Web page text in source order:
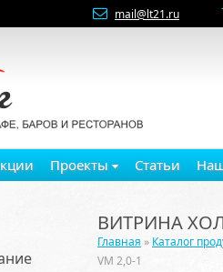
mail@lt21.ru
Проекты Статьи
ВИТРИНА
Главная » Каталог
VM 2,0-1